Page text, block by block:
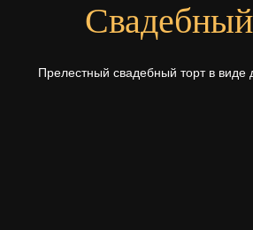
Прелестный свадебный торт в виде